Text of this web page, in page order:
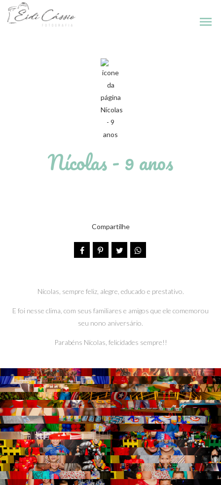
menu
Nícolas - 9 anos
Compartilhe
Nícolas, sempre feliz, alegre, educado e prestativo.
E foi nesse clima, com seus familiares e amigos que ele comemorou
seu nono aniversário.
Parabéns Nícolas, felicidades sempre!!